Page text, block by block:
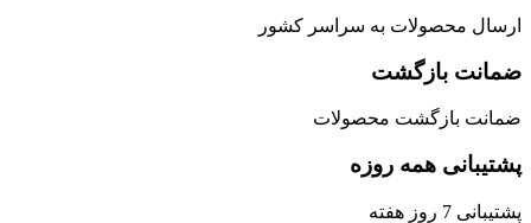
ارسال محصولات به سراسر کشور
ضمانت بازگشت
ضمانت بازگشت محصولات
پشتیبانی همه روزه
پشتیبانی 7 روز هفته